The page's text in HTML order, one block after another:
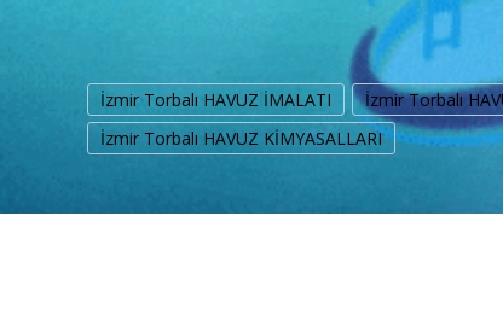
İzmir Torbalı HAVUZ İMALATI İzmir Torbalı
İzmir Torbalı HAVUZ KİMYASALLARI